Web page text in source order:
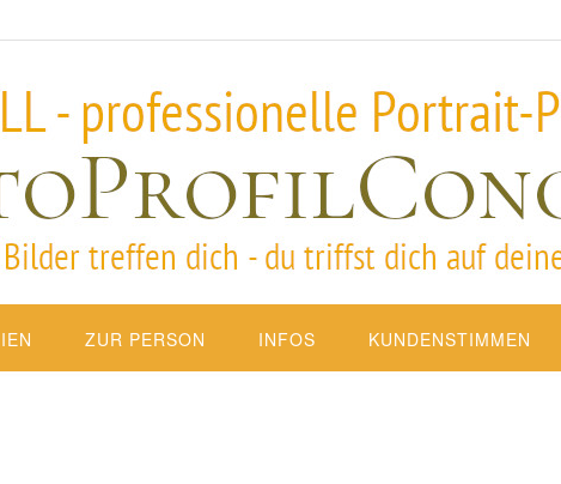
ZUR PERSON INFOS KUNDENSTIMMEN